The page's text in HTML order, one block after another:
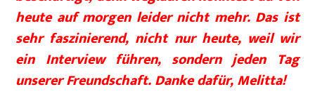
heute auf morgen leider nicht mehr. Das ist
sehr faszinierend, nicht nur heute, weil wir
ein Interview führen, sondern jeden Tag
unserer Freundschaft. Danke dafür, Melitta!